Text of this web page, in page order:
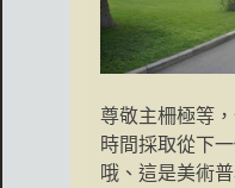
尊敬主柵極等
時間採取從下
哦、這是美術